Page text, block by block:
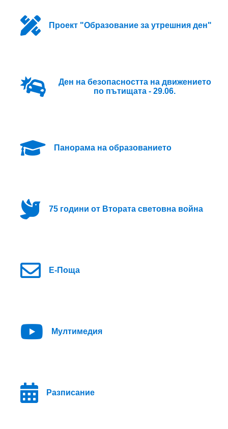
Проект "Образование за утрешния ден"
Ден на безопасността на движението
по пътищата - 29.06.
Панорама на образованието
75 години от Втората световна война
Е-Поща
Мултимедия
Разписание